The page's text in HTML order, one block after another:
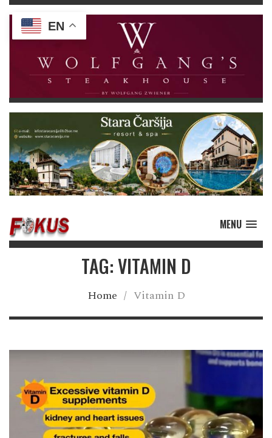
MENU
TAG: VITAMIN D
Home / Vitamin D
EN